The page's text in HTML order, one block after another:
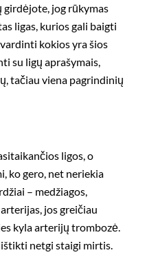
girdėjote, jog rūkymas
ligas, kurios gali baigti
kokios yra šios
su ligų aprašymais,
tačiau viena pagrindinių
ligos, o
ko gero, net neriekia
– medžiagos,
jos greičiau
kyla arterijų trombozė.
netgi staigi mirtis.